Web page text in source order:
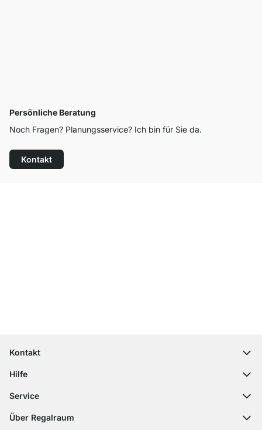
Persönliche Beratung
Noch Fragen? Planungsservice? Ich bin für Sie da.
Kontakt
Kontakt
contact@regalraum.com
Kontaktformular
Hilfe
Häufige Fragen
Versandinformationen
Service
Regalplaner
Über Regalraum